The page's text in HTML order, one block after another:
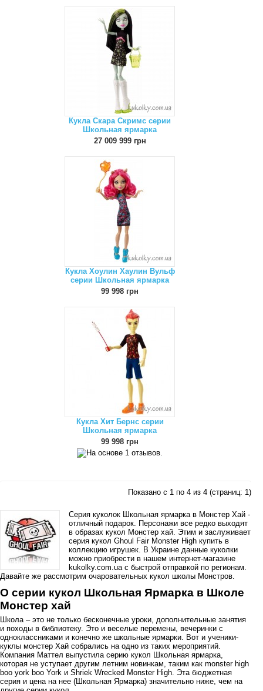
Кукла Скара Скримс серии
Школьная ярмарка
27 009 999 грн
Кукла Хоулин Хаулин Вульф
серии Школьная ярмарка
99 998 грн
Кукла Хит Бернс серии
Школьная ярмарка
99 998 грн
Показано с 1 по 4 из 4 (страниц: 1)
Серия куколок Школьная ярмарка в Монстер Хай -
отличный подарок. Персонажи все редко выходят
в образах кукол Монстер хай. Этим и заслуживает
серия кукол Ghoul Fair Monster High купить в
коллекцию игрушек. В Украине данные куколки
можно приобрести в нашем интернет-магазине
kukolky.com.ua с быстрой отправкой по регионам.
Давайте же рассмотрим очаровательных кукол школы Монстров.
О серии кукол Школьная Ярмарка в Школе
Монстер хай
Школа – это не только бесконечные уроки, дополнительные занятия
и походы в библиотеку. Это и веселые перемены, вечеринки с
одноклассниками и конечно же школьные ярмарки. Вот и ученики-
куклы монстер Хай собрались на одно из таких мероприятий.
Компания Маттел выпустила серию кукол Школьная ярмарка,
которая не уступает другим летним новинкам, таким как monster high
boo york boo York и Shriek Wrecked Monster High. Эта бюджетная
серия и цена на нее (Школьная Ярмарка) значительно ниже, чем на